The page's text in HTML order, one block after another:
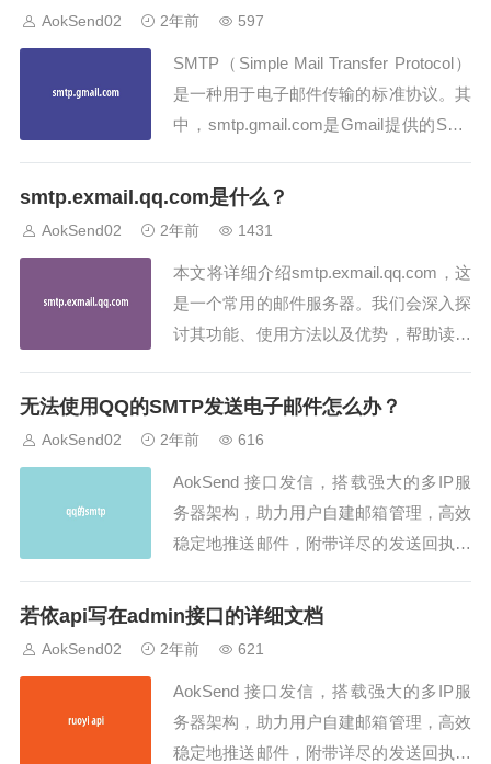
步骤：1...
AokSend02 2年前 597
SMTP（Simple Mail Transfer Protocol）
是一种用于电子邮件传输的标准协议。其
中，smtp.gmail.com是Gmail提供的SMT
邮件提供了便捷的方式。本文将详细介绍
smtp.exmail.qq.com是什么？
AokSend02 2年前 1431
本文将详细介绍smtp.exmail.qq.com，这
是一个常用的邮件服务器。我们会深入探
讨其功能、使用方法以及优势，帮助读者
p.exmail.qq.com？smtp.exmail.qq.com是
无法使用QQ的SMTP发送电子邮件怎么办？
AokSend02 2年前 616
AokSend 接口发信，搭载强大的多IP服
务器架构，助力用户自建邮箱管理，高效
稳定地推送邮件，附带详尽的发送回执，
送的理想之选！作为一名网站管理员，你
的选择，它提供了快速、可靠的电子...
若依api写在admin接口的详细文档
AokSend02 2年前 621
AokSend 接口发信，搭载强大的多IP服
务器架构，助力用户自建邮箱管理，高效
稳定地推送邮件，附带详尽的发送回执，